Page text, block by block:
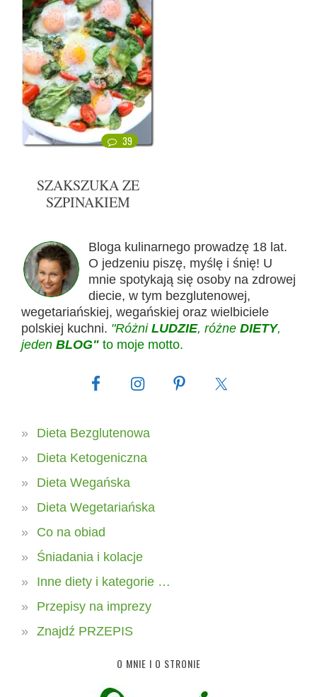
39
SZAKSZUKA ZE
SZPINAKIEM
Bloga kulinarnego prowadzę 18 lat.
O jedzeniu piszę, myślę i śnię! U
mnie spotykają się osoby na zdrowej
diecie, w tym bezglutenowej,
wegetariańskiej, wegańskiej oraz wielbiciele
polskiej kuchni. "Różni LUDZIE, różne DIETY,
jeden BLOG" to moje motto.
Dieta Bezglutenowa
Dieta Ketogeniczna
Dieta Wegańska
Dieta Wegetariańska
Co na obiad
Śniadania i kolacje
Inne diety i kategorie …
Przepisy na imprezy
Znajdź PRZEPIS
O MNIE I O STRONIE